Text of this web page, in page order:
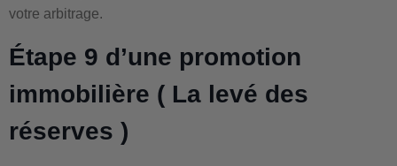
votre arbitrage.
Étape 9 d’une promotion
immobilière ( La levé des
réserves )